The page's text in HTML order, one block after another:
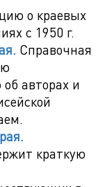
о краевых
с 1950 г.
Справочная
авторах и
краткую